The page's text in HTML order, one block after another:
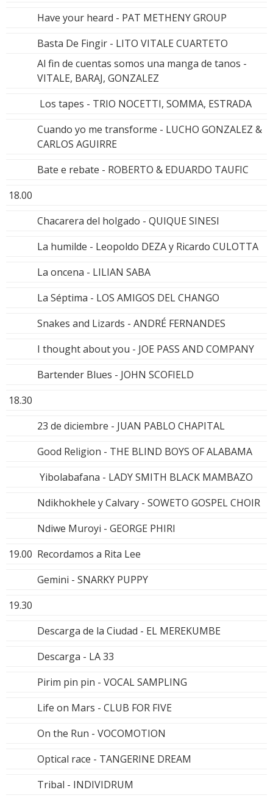
Have your heard - PAT METHENY GROUP
Basta De Fingir - LITO VITALE CUARTETO
Al fin de cuentas somos una manga de tanos -
VITALE, BARAJ, GONZALEZ
Los tapes - TRIO NOCETTI, SOMMA, ESTRADA
Cuando yo me transforme - LUCHO GONZALEZ &
CARLOS AGUIRRE
Bate e rebate - ROBERTO & EDUARDO TAUFIC
18.00
Chacarera del holgado - QUIQUE SINESI
La humilde - Leopoldo DEZA y Ricardo CULOTTA
La oncena - LILIAN SABA
La Séptima - LOS AMIGOS DEL CHANGO
Snakes and Lizards - ANDRÉ FERNANDES
I thought about you - JOE PASS AND COMPANY
Bartender Blues - JOHN SCOFIELD
18.30
23 de diciembre - JUAN PABLO CHAPITAL
Good Religion - THE BLIND BOYS OF ALABAMA
Yibolabafana - LADY SMITH BLACK MAMBAZO
Ndikhokhele y Calvary - SOWETO GOSPEL CHOIR
Ndiwe Muroyi - GEORGE PHIRI
19.00 Recordamos a Rita Lee
Gemini - SNARKY PUPPY
19.30
Descarga de la Ciudad - EL MEREKUMBE
Descarga - LA 33
Pirim pin pin - VOCAL SAMPLING
Life on Mars - CLUB FOR FIVE
On the Run - VOCOMOTION
Optical race - TANGERINE DREAM
Tribal - INDIVIDRUM